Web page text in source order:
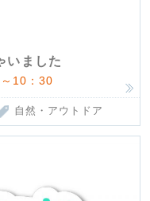
いました
10：30
自然・アウトドア